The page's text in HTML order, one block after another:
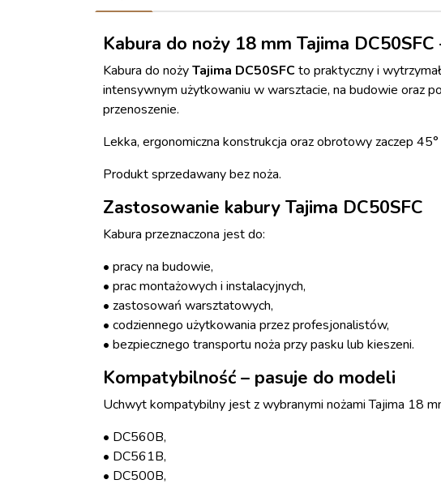
Kabura do noży 18 mm Tajima
Kabura do nożyTajima DC50SFCto praktyczny i
intensywnym użytkowaniu w warsztacie, na budowie oraz
przenoszenie.
Lekka, ergonomiczna konstrukcja oraz obrotowy zaczep
Produkt sprzedawany bez noża.
Zastosowanie kabury Tajima DC50SFC
Kabura przeznaczona jest do:
• pracy na budowie,
• prac montażowych i instalacyjnych,
• zastosowań warsztatowych,
• codziennego użytkowania przez profesjonalistów,
• bezpiecznego transportu noża przy pasku lub kieszeni.
Kompatybilność – pasuje do modeli
Uchwyt kompatybilny jest z wybranymi nożami Tajima 18
• DC560B,
• DC561B,
• DC500B,